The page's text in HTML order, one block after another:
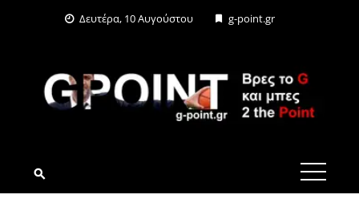
Δευτέρα, 10 Αυγούστου g-point.gr
G-POINT.GR